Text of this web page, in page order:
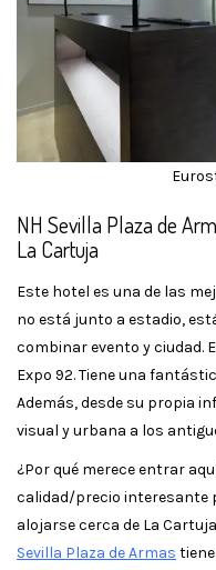
NH Sevilla Plaza de
La Cartuja
Este hotel es una de las
no está junto a estadio,
combinar evento y ciudad.
Expo 92. Tiene una
Además, desde su propia
visual y urbana a los
¿Por qué merece entrar
calidad/precio interesante
alojarse cerca de La
Sevilla Plaza de Armas